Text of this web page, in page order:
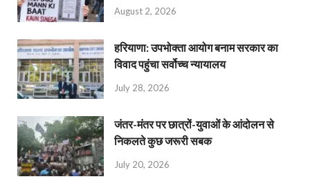
August 2, 2026
हरियाणा: उपभोक्ता आयोग बनाम सरकार का
विवाद पहुंचा सर्वोच्च न्यायालय
July 28, 2026
जंतर-मंतर पर छात्रों-युवाओं के आंदोलन से
निकलते कुछ जरूरी सबक
July 20, 2026